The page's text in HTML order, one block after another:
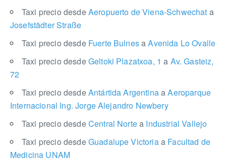
Taxi precio desdeAeropuerto de Viena-Schwechat a
Josefstädter Straße
Taxi precio desde Fuerte BulnesaAvenida Lo Ovalle
Taxi precio desdeGeltoki Plazatxoa, 1a Av. Gasteiz,
72
Taxi precio desdeAntártida ArgentinaaAeroparque
Internacional Ing. Jorge Alejandro Newbery
Taxi precio desdeCentral Nortea Industrial Vallejo
Taxi precio desdeGuadalupe Victoriaa Facultad de
Medicina UNAM